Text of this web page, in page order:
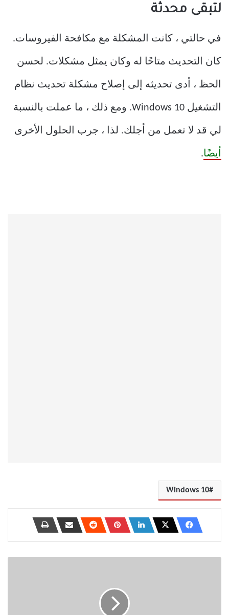
لتبقى محدثة
في حالتي ، كانت المشكلة مع مكافحة الفيروسات.
كان التحديث متاحًا له وكان يمثل مشكلات. لحسن
الحظ ، أدى تحديثه إلى إصلاح مشكلة تحديث نظام
التشغيل Windows 10. ومع ذلك ، ما عملت بالنسبة
لي قد لا تعمل من أجلك. لذا ، جرب الحلول الأخرى
أيضًا.
Windows 10